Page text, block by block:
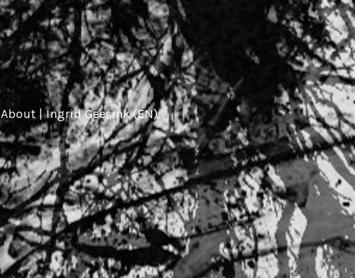
About | Ingrid Geesink (EN)